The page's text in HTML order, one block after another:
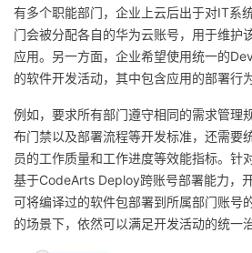
有多个职能部门，企业上云后出于对IT系
门会被分配各自的华为云账号，用于维护
应用。另一方面，企业希望使用统一的
的软件开发活动，其中包含应用的部署行为
例如，要求所有部门遵守相同的需求管理
布门禁以及部署流程等开发标准，还需要
员的工作质量和工作进度等效能指标。针
基于CodeArts Deploy跨账号部署能力，
可将编译过的软件包部署到所属部门账号
的场景下，依然可以满足开发活动的统一治